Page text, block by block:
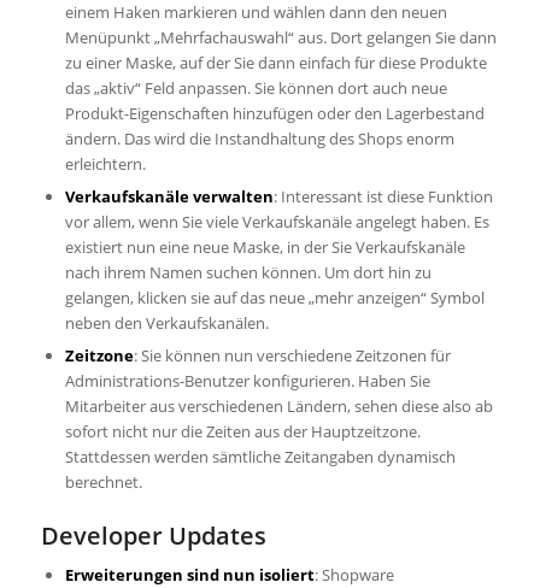
einem Haken markieren und wählen dann den neuen
Menüpunkt „Mehrfachauswahl“ aus. Dort gelangen Sie dann
zu einer Maske, auf der Sie dann einfach für diese Produkte
das „aktiv“ Feld anpassen. Sie können dort auch neue
Produkt-Eigenschaften hinzufügen oder den Lagerbestand
ändern. Das wird die Instandhaltung des Shops enorm
erleichtern.
Verkaufskanäle verwalten: Interessant ist diese Funktion
vor allem, wenn Sie viele Verkaufskanäle angelegt haben. Es
existiert nun eine neue Maske, in der Sie Verkaufskanäle
nach ihrem Namen suchen können. Um dort hin zu
gelangen, klicken sie auf das neue „mehr anzeigen“ Symbol
neben den Verkaufskanälen.
Zeitzone: Sie können nun verschiedene Zeitzonen für
Administrations-Benutzer konfigurieren. Haben Sie
Mitarbeiter aus verschiedenen Ländern, sehen diese also ab
sofort nicht nur die Zeiten aus der Hauptzeitzone.
Stattdessen werden sämtliche Zeitangaben dynamisch
berechnet.
Developer Updates
Erweiterungen sind nun isoliert: Shopware